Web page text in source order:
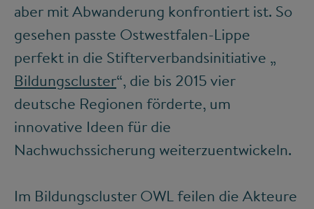
aber mit Abwanderung konfrontiert ist. So
gesehen passte Ostwestfalen-Lippe
perfekt in die Stifterverbandsinitiative „
Bildungscluster“, die bis 2015 vier
deutsche Regionen förderte, um
innovative Ideen für die
Nachwuchssicherung weiterzuentwickeln.
Im Bildungscluster OWL feilen die Akteure